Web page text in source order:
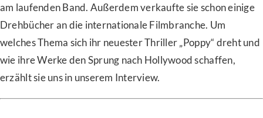
am laufenden Band. Außerdem verkaufte sie schon einige
Drehbücher an die internationale Filmbranche. Um
welches Thema sich ihr neuester Thriller „Poppy“ dreht und
wie ihre Werke den Sprung nach Hollywood schaffen,
erzählt sie uns in unserem Interview.